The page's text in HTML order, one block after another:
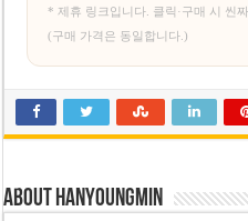
* 제휴 링크입니다. 클릭·구매 시 씬
(구매 가격은 동일합니다.)
About hanyoungmin